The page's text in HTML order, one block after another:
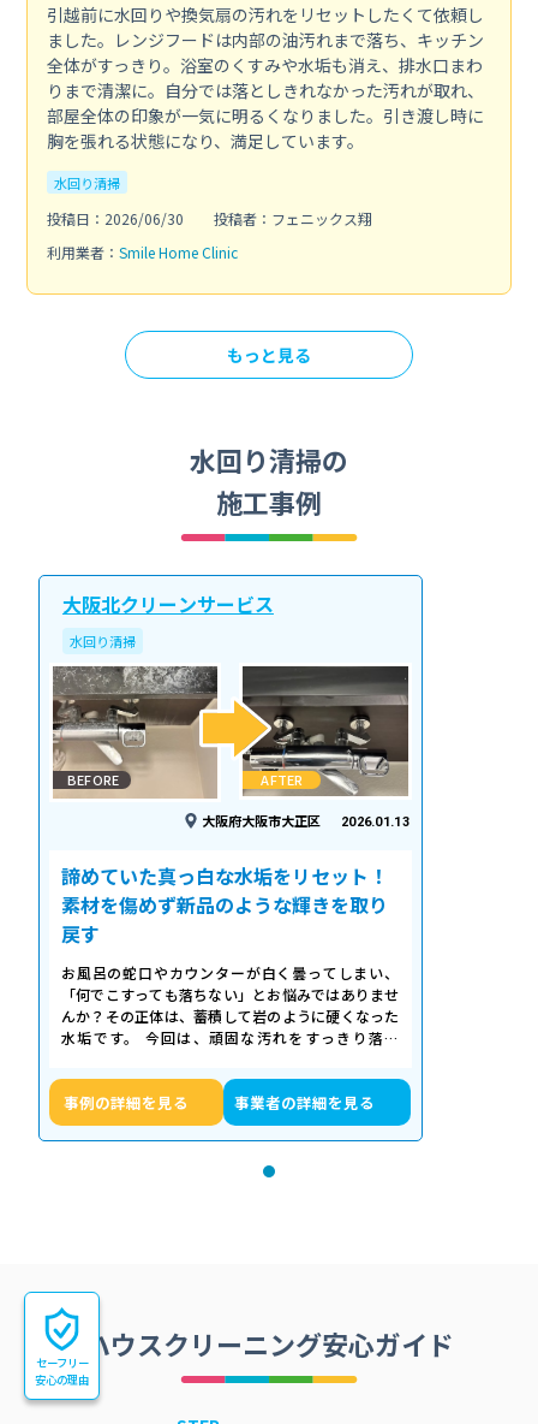
引越前に水回りや換気扇の汚れをリセットしたくて依頼し
ました。レンジフードは内部の油汚れまで落ち、キッチン
全体がすっきり。浴室のくすみや水垢も消え、排水口まわ
りまで清潔に。自分では落としきれなかった汚れが取れ、
部屋全体の印象が一気に明るくなりました。引き渡し時に
胸を張れる状態になり、満足しています。
水回り清掃
投稿日：2026/06/30
投稿者：フェニックス翔
利用業者： Smile Home Clinic
もっと見る
水回り清掃の
施工事例
大阪北クリーンサービス
水回り清掃
BEFORE AFTER
大阪府大阪市大正区 2026.01.13
諦めていた真っ白な水垢をリセット！
素材を傷めず新品のような輝きを取り
戻す
お風呂の蛇口やカウンターが白く曇ってしまい、
「何でこすっても落ちない」とお悩みではありませ
んか？その正体は、蓄積して岩のように硬くなった
水垢です。 今回は、頑固な汚れをすっきり落と
事例の詳細を見る 事業者の詳細を見る
ハウスクリーニング安心ガイド
セーフリー
安心の理由